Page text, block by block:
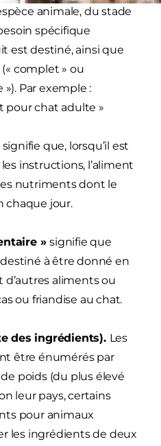
animale, du stade
spécifique
est destiné, ainsi que
complet » ou
Par exemple :
pour chat adulte »
signifie que, lorsqu’il est
instructions, l’aliment
nutriments dont le
chaque jour.
» signifie que
à être donné en
aliments ou
ou friandise au chat.
des ingrédients). Les
être énumérés par
poids (du plus élevé
leur pays, certains
pour animaux
les ingrédients de deux